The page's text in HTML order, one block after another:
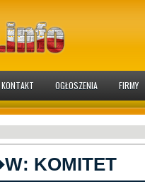
KONTAKT OGŁOSZENIA FIRMY
KOMITET